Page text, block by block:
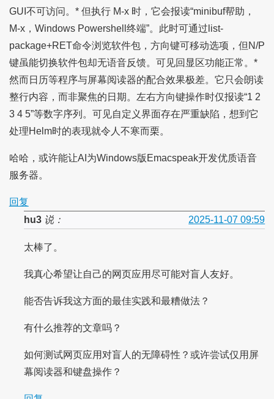
GUI不可访问。* 但执行 M-x 时，它会报读“minibuf帮助，
M-x，Windows Powershell终端”。此时可通过list-
package+RET命令浏览软件包，方向键可移动选项，但N/P
键虽能切换软件包却无语音反馈。可见回显区功能正常。*
然而日历等程序与屏幕阅读器的配合效果极差。它只会朗读
整行内容，而非聚焦的日期。左右方向键操作时仅报读“1 2
3 4 5”等数字序列。可见自定义界面存在严重缺陷，想到它
处理Helm时的表现就令人不寒而栗。
哈哈，或许能让AI为Windows版Emacspeak开发优质语音
服务器。
回复
hu3说： 2025-11-07 09:59
太棒了。
我真心希望让自己的网页应用尽可能对盲人友好。
能否告诉我这方面的最佳实践和最糟做法？
有什么推荐的文章吗？
如何测试网页应用对盲人的无障碍性？或许尝试仅用屏
幕阅读器和键盘操作？